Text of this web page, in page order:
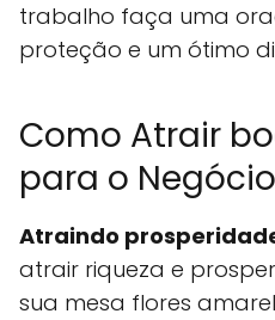
trabalho faça uma
proteção e um ótimo
Como Atrair
para o Negócio
Atraindo
atrair riqueza e
sua mesa flores